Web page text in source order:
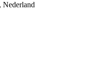
Nederland